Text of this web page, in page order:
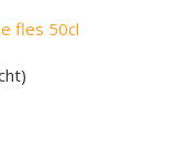
fles 50cl